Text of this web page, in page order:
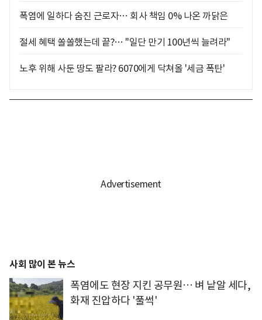
폭염에 일하다 숨진 근로자… 회사 책임 0% 나온 까닭은
절세 혜택 쏠쏠했는데 끝?… "일단 만기 100년씩 늘려라"
노후 위해 사둔 땅도 팔라? 6070에게 닥쳐올 '세금 폭탄'
사회 많이 본 뉴스
폭염에도 현장 지킨 공무원… 벼 낱알 세다,
화재 진압하다 '풀썩'